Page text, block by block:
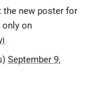
the new poster for
only on
September 9,